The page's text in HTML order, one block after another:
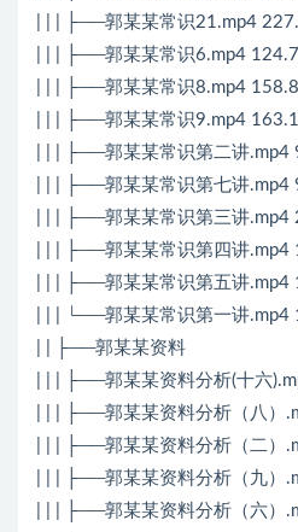
| | | ├──郭某某常识21.mp4
| | | ├──郭某某常识6.mp4
| | | ├──郭某某常识8.mp4
| | | ├──郭某某常识9.mp4
| | | ├──郭某某常识第二讲.mp4
| | | ├──郭某某常识第七讲.mp4
| | | ├──郭某某常识第三讲.mp4
| | | ├──郭某某常识第四讲.mp4
| | | ├──郭某某常识第五讲.mp4
| | | └──郭某某常识第一讲.mp4
| | ├──郭某某资料
| | | ├──郭某某资料分析(十六
| | | ├──郭某某资料分析（八）
| | | ├──郭某某资料分析（二）
| | | ├──郭某某资料分析（九）
| | | ├──郭某某资料分析（六）